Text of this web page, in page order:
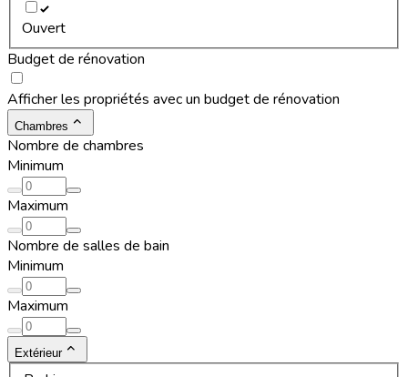
Ouvert
Budget de rénovation
Afficher les propriétés avec un budget de rénovation
Chambres
Nombre de chambres
Minimum
Maximum
Nombre de salles de bain
Minimum
Maximum
Extérieur